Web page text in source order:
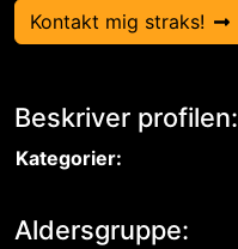
Kontakt mig straks!
Beskriver profilen:
Kategorier:
Aldersgruppe: